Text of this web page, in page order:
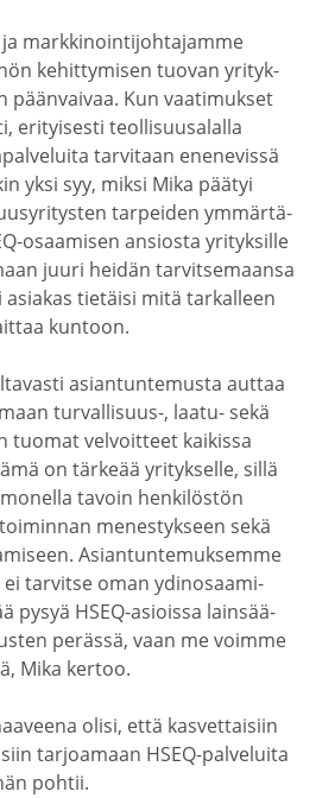
markki­noin­ti­joh­ta­jamme
kehit­ty­misen tuovan yrityk­
päänvaivaa. Kun vaati­mukset
erityi­sesti teolli­suusa­lalla
tarvitaan enene­vissä
yksi syy, miksi Mika päätyi
tarpeiden ymmär­tä­
​osaamisen ansiosta yrityk­sille
juuri heidän tarvit­se­maansa
asiakas tietäisi mitä tarkalleen
kuntoon.
asian­tun­te­musta auttaa
turvallisuus-​, laatu- sekä
tuomat velvoitteet kaikissa
on tärkeää yrityk­selle, sillä
tavoin henki­löstön
menes­tykseen sekä
Asian­tun­te­muk­semme
tarvitse oman ydinosaa­mi­
pysyä HSEQ-​asioissa lainsää­
perässä, vaan me voimme
Mika kertoo.
olisi, että kasvet­taisiin
tarjoamaan HSEQ-​palveluita
pohtii.